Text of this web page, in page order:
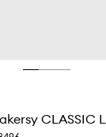
CLASSIC